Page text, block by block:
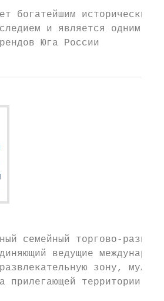
богатейшим историческим
и является одним из
Юга России
семейный торгово-
ведущие
зону,
прилегающей территории.